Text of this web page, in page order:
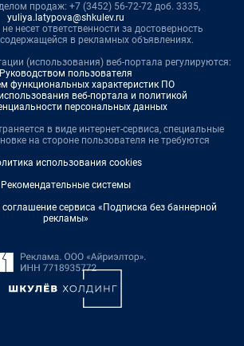
продаж: +7 (3452) 56-72-72 доб. 3335,
yuliya.latypova@shkulev.ru
несет ответственности за достоверность
в рекламных объявлениях.
(использования) веб-портала регулируются:
Руководством пользователя
функциональных характеристик ПО
веб-портала и политикой
персональных данных
в виде интернет-сервиса, специальные
на стороне пользователя не требуются
использования cookies
Рекомендательные системы
сервиса «Подписка без баннерной
рекламы»